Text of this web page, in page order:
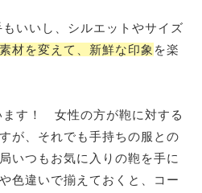
いいし、シルエットやサイズ
素材を変えて、新鮮な印象 を楽
す！ 女性の方が鞄に対する
が、それでも手持ちの服との
いつもお気に入りの鞄を手に
色違いで揃えておくと、コー